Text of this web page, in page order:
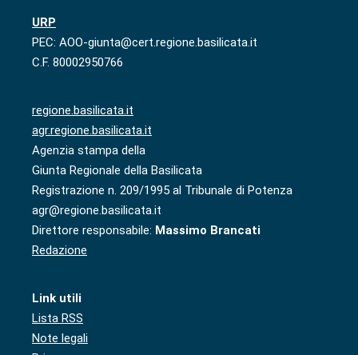
URP
PEC: AOO-giunta@cert.regione.basilicata.it
C.F. 80002950766
regione.basilicata.it
agr.regione.basilicata.it
Agenzia stampa della
Giunta Regionale della Basilicata
Registrazione n. 209/1995 al Tribunale di Potenza
agr@regione.basilicata.it
Direttore responsabile: Massimo Brancati
Redazione
Link utili
Lista RSS
Note legali